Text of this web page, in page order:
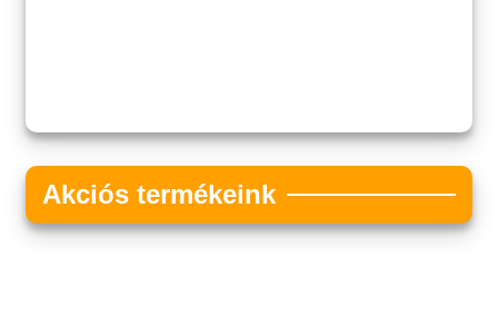
Akciós termékeink